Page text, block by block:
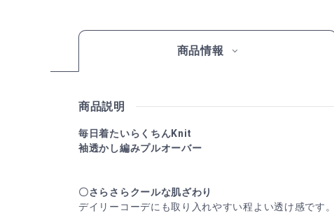
商品情報
商品説明
毎日着たいらくちんKnit
袖透かし編みプルオーバー
〇さらさらクールな肌ざわり
デイリーコーデにも取り入れやすい程よい透け感です